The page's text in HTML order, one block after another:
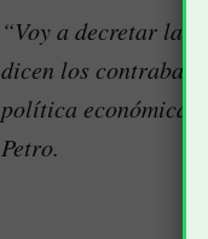
“Voy a decretar la
dicen los
política económica
Petro.